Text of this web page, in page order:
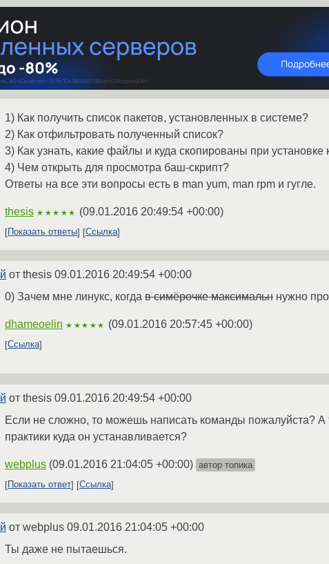
1) Как получить список пакетов, установленных в системе?
2) Как отфильтровать полученный список?
3) Как узнать, какие файлы и куда скопированы при установке
4) Чем открыть для просмотра баш-скрипт?
Ответы на все эти вопросы есть в man yum, man rpm и гугле.
thesis ★★★★★ (09.01.2016 20:49:54 +00:00)
Показать ответы Ссылка
от thesis 09.01.2016 20:49:54 +00:00
0) Зачем мне линукс, когда в симёрочке максимальн нужно
dhameoelin ★★★★★ (09.01.2016 20:57:45 +00:00)
Ссылка
от thesis 09.01.2016 20:49:54 +00:00
Если не сложно, то можешь написать команды пожалуйста?
практики куда он устанавливается?
webplus (09.01.2016 21:04:05 +00:00) автор топика
Показать ответ
Ссылка
от webplus 09.01.2016 21:04:05 +00:00
Ты даже не пытаешься.